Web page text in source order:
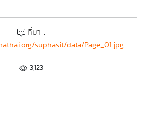
ที่มา :
suphasit/data/Page_01.jpg
3,123